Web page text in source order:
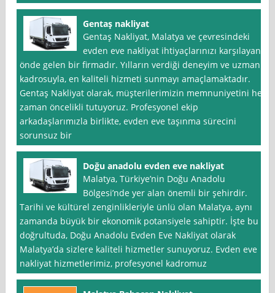
Gentaş nakliyat
Gentaş Nakliyat, Malatya ve çevresindeki
evden eve nakliyat ihtiyaçlarınızı karşılayan
önde gelen bir firmadır. Yılların verdiği deneyim ve uzman
kadrosuyla, en kaliteli hizmeti sunmayı amaçlamaktadır.
Gentaş Nakliyat olarak, müşterilerimizin memnuniyetini her
zaman öncelikli tutuyoruz. Profesyonel ekip
arkadaşlarımızla birlikte, evden eve taşınma sürecini
sorunsuz bir
Doğu anadolu evden eve nakliyat
Malatya, Türkiye’nin Doğu Anadolu
Bölgesi’nde yer alan önemli bir şehirdir.
Tarihi ve kültürel zenginlikleriyle ünlü olan Malatya, aynı
zamanda büyük bir ekonomik potansiyele sahiptir. İşte bu
doğrultuda, Doğu Anadolu Evden Eve Nakliyat olarak
Malatya’da sizlere kaliteli hizmetler sunuyoruz. Evden eve
nakliyat hizmetlerimiz, profesyonel kadromuz